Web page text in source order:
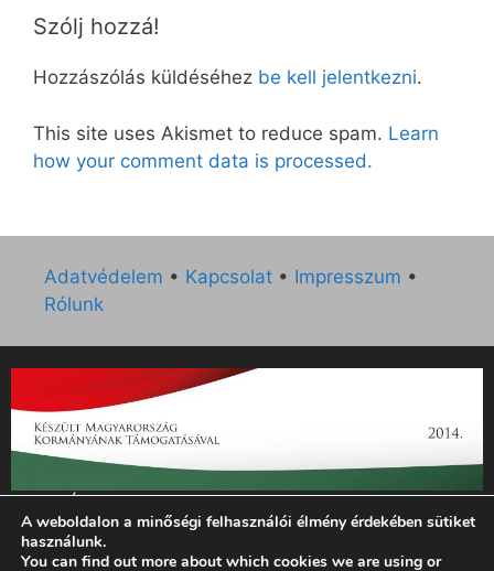
Szólj hozzá!
Hozzászólás küldéséhez be kell jelentkezni.
This site uses Akismet to reduce spam. Learn
how your comment data is processed.
Adatvédelem • Kapcsolat • Impresszum •
Rólunk
„Az Új Ember katolikus hetilap 2014. évi működésének
támogatását az EGYH-KCP-14-P-0121 sz. támogatási
szerződés keretében 3 000 000 Ft összegben támogatta az
A weboldalon a minőségi felhasználói élmény érdekében sütiket
használunk.
You can find out more about which cookies we are using or